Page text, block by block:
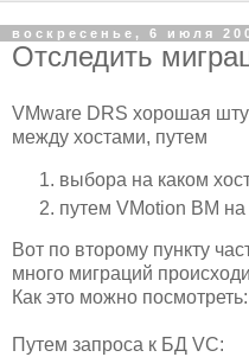
воскресенье, 6 июля
Отследить
VMware DRS хорошая
между хостами, путем
выбора на каком
путем VMotion ВМ на
Вот по второму пункту
много миграций
Как это можно посмотреть:
Путем запроса к БД VC: